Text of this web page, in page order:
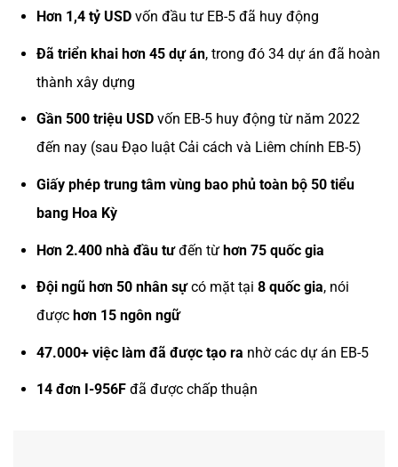
Hơn 1,4 tỷ USDvốn đầu tư EB-5 đã huy động
Đã triển khai hơn 45 dự án, trong đó 34 dự án đã hoàn
thành xây dựng
Gần 500 triệu USDvốn EB-5 huy động từ năm 2022
đến nay (sau Đạo luật Cải cách và Liêm chính EB-5)
Giấy phép trung tâm vùng bao phủ toàn bộ 50 tiểu
bang Hoa Kỳ
Hơn 2.400 nhà đầu tưđến từ hơn 75 quốc gia
Đội ngũ hơn 50 nhân sựcó mặt tại 8 quốc gia, nói
được hơn 15 ngôn ngữ
47.000+ việc làm đã được tạo ra nhờ các dự án EB-5
14 đơn I-956F đã được chấp thuận